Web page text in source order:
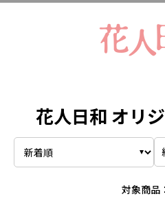
花人日和 オリ
対象商品：